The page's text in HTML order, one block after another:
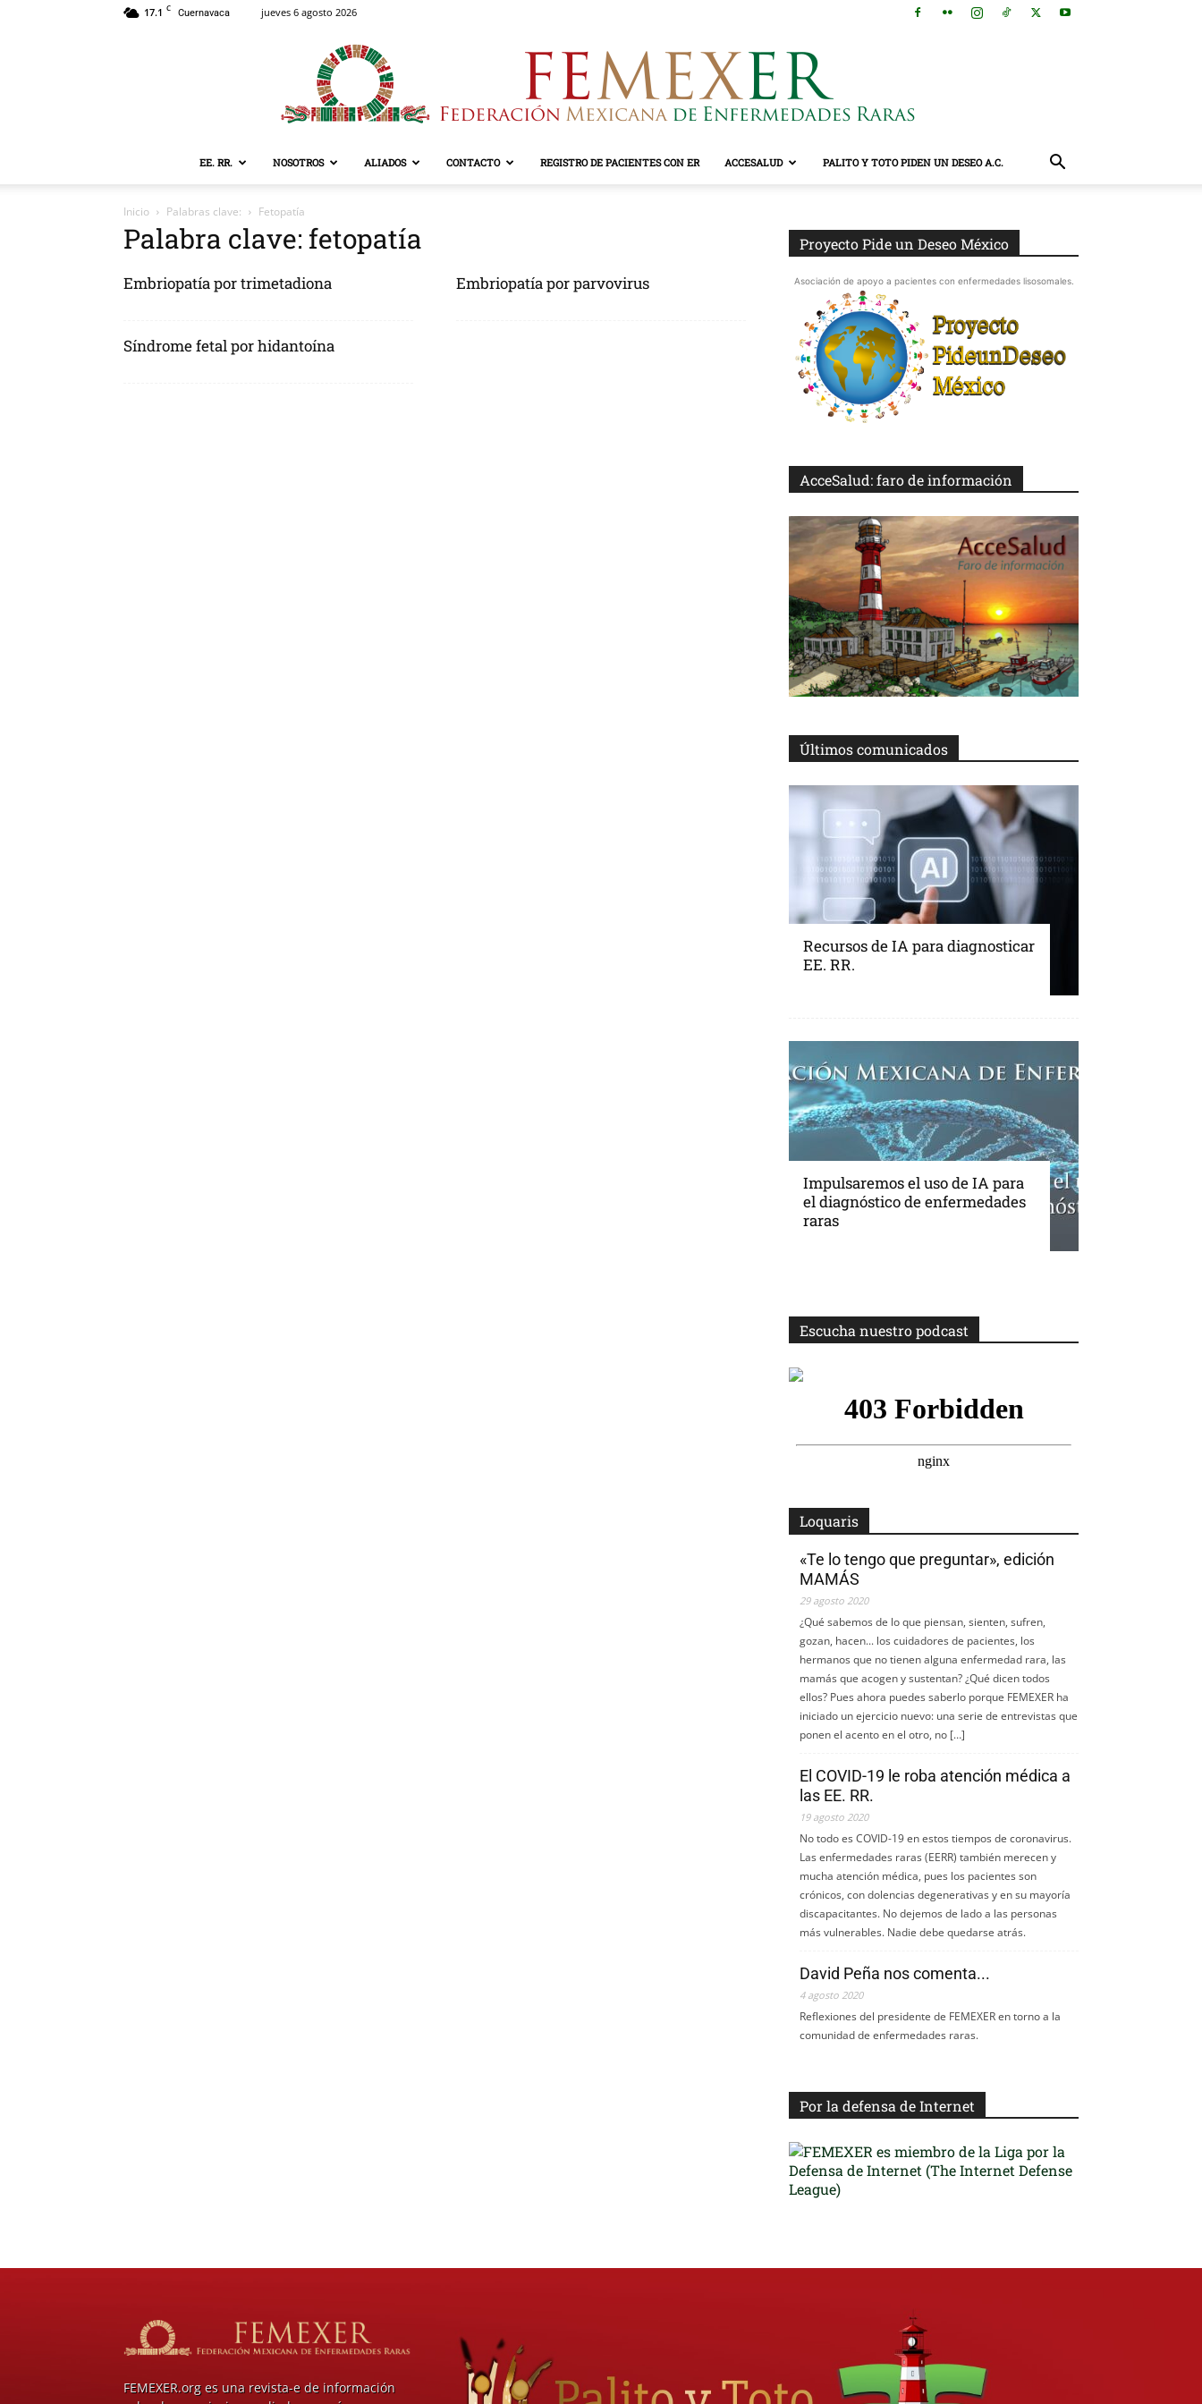
17.1 C Cuernavaca jueves 6 agosto 2026
EE. RR. NOSOTROS ALIADOS CONTACTO REGISTRO DE PACIENTES CON ER ACCESALUD PALITO Y TOTO PIDEN UN DESEO A.C.
Inicio Palabras clave: Fetopatía
Palabra clave: fetopatía
Embriopatía por trimetadiona Embriopatía por parvovirus
Síndrome fetal por hidantoína
Proyecto Pide un Deseo México
Asociación de apoyo a pacientes con enfermedades lisosomales.
AcceSalud: faro de información
Últimos comunicados
Recursos de IA para diagnosticar
EE. RR.
Impulsaremos el uso de IA para
el diagnóstico de enfermedades
raras
Escucha nuestro podcast
Loquaris
«Te lo tengo que preguntar», edición
MAMÁS
29 agosto 2020
¿Qué sabemos de lo que piensan, sienten, sufren,
gozan, hacen... los cuidadores de pacientes, los
hermanos que no tienen alguna enfermedad rara, las
mamás que acogen y sustentan? ¿Qué dicen todos
ellos? Pues ahora puedes saberlo porque FEMEXER ha
iniciado un ejercicio nuevo: una serie de entrevistas que
ponen el acento en el otro, no […]
El COVID-19 le roba atención médica a
las EE. RR.
19 agosto 2020
No todo es COVID-19 en estos tiempos de coronavirus.
Las enfermedades raras (EERR) también merecen y
mucha atención médica, pues los pacientes son
crónicos, con dolencias degenerativas y en su mayoría
discapacitantes. No dejemos de lado a las personas
más vulnerables. Nadie debe quedarse atrás.
David Peña nos comenta...
4 agosto 2020
Reflexiones del presidente de FEMEXER en torno a la
comunidad de enfermedades raras.
Por la defensa de Internet
FEMEXER.org es una revista-e de información